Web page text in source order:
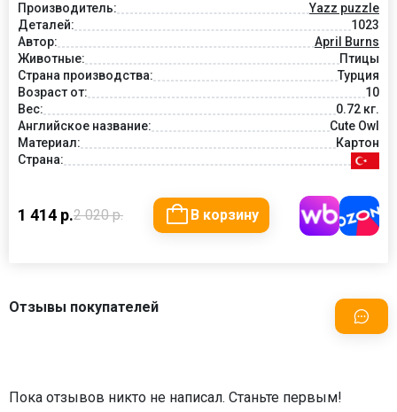
Производитель:
Yazz puzzle
Деталей:
1023
Автор:
April Burns
Животные:
Птицы
Страна производства:
Турция
Возраст от:
10
Вес:
0.72 кг.
Английское название:
Cute Owl
Материал:
Картон
Страна:
1 414 р.2 020 р. В корзину
Отзывы покупателей
Пока отзывов никто не написал. Станьте первым!